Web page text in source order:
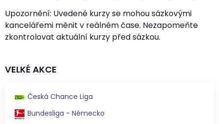
Upozornění: Uvedené kurzy se mohou sázkovými
kancelářemi měnit v reálném čase. Nezapomeňte
zkontrolovat aktuální kurzy před sázkou.
VELKÉ AKCE
Česká Chance Liga
Bundesliga - Německo